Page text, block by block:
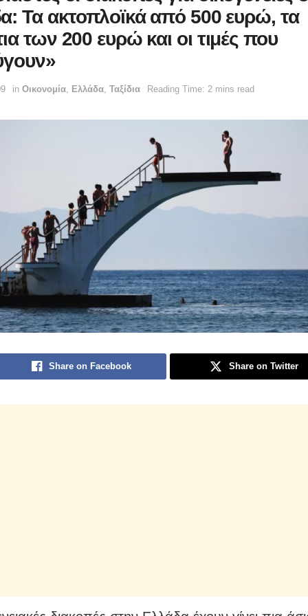
Τα ακτοπλοϊκά από 500 ευρώ, τα
των 200 ευρώ και οι τιμές που
in Οικονομία, Ελλάδα, Ταξίδια Reading Time: 2 mins read
Share on Facebook Share on Twitter